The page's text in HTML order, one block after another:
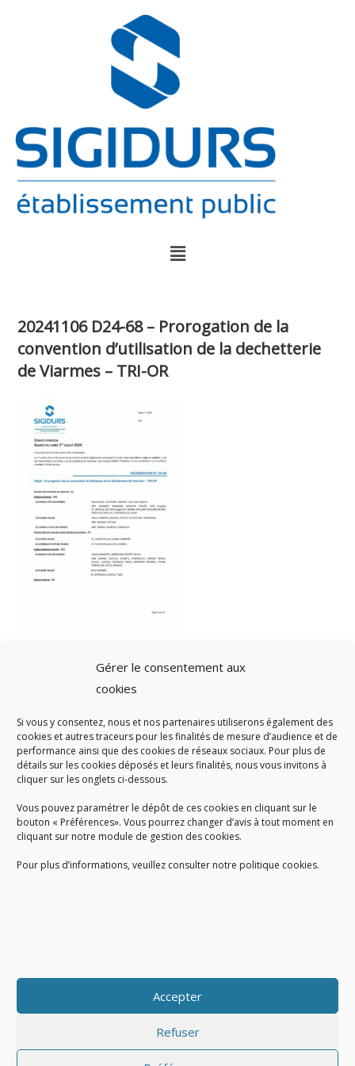
Gérer le consentement aux
cookies
Si vous y consentez, nous et nos partenaires utiliserons également des
cookies et autres traceurs pour les finalités de mesure d’audience et de
performance ainsi que des cookies de réseaux sociaux. Pour plus de
détails sur les cookies déposés et leurs finalités, nous vous invitons à
cliquer sur les onglets ci-dessous.
Vous pouvez paramétrer le dépôt de ces cookies en cliquant sur le
bouton « Préférences». Vous pourrez changer d’avis à tout moment en
cliquant sur notre module de gestion des cookies.
Pour plus d’informations, veuillez consulter notre politique cookies.
Accepter
Refuser
20241106 D24-68 – Prorogation de la
convention d’utilisation de la dechetterie
de Viarmes – TRI-OR
A SAVOIR
Créé en 1978, le Sigidurs est un établissement public quiexerce
des missions de service public : la prévention, la collecte et la
valorisation des déchets ménagers et assimilés produits par son
territoire.
Accueil du public :